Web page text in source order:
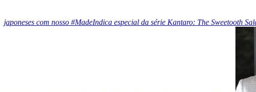
japoneses com nosso #MadeIndica especial da série Kantaro: The Sweetooth